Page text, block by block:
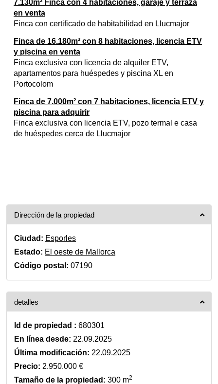
7.130m² Finca con 4 habitaciones, garaje y terraza
en venta
Finca con certificado de habitabilidad en Llucmajor
Finca de 16.180m² con 8 habitaciones, licencia ETV
y piscina en venta
Finca exclusiva con licencia de alquiler ETV,
apartamentos para huéspedes y piscina XL en
Portocolom
Finca de 7.000m² con 7 habitaciones, licencia ETV y
piscina para adquirir
Finca exclusiva con licencia ETV, pozo termal e casa
de huéspedes cerca de Llucmajor
Dirección de la propiedad
Ciudad: Esporles
Estado: El oeste de Mallorca
Código postal: 07190
detalles
Id de propiedad : 680301
En línea desde: 22.09.2025
Última modificación: 22.09.2025
Precio: 2.950.000 €
Tamaño de la propiedad: 300 m2